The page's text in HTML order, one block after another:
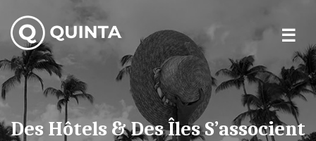
content
Des Hôtels & Des Îles S’associent